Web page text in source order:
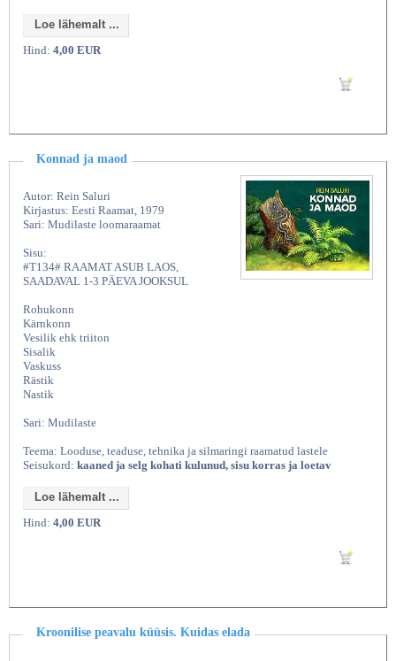
Loe lähemalt ...
Hind: 4,00 EUR
Konnad ja maod
Autor: Rein Saluri
Kirjastus: Eesti Raamat, 1979
Sari: Mudilaste loomaraamat
Sisu:
#T134# RAAMAT ASUB LAOS,
SAADAVAL 1-3 PÄEVA JOOKSUL
Rohukonn
Kärnkonn
Vesilik ehk triiton
Sisalik
Vaskuss
Rästik
Nastik
Sari: Mudilaste
Teema: Looduse, teaduse, tehnika ja silmaringi raamatud lastele
Seisukord: kaaned ja selg kohati kulunud, sisu korras ja loetav
Loe lähemalt ...
Hind: 4,00 EUR
Kroonilise peavalu küüsis. Kuidas elada